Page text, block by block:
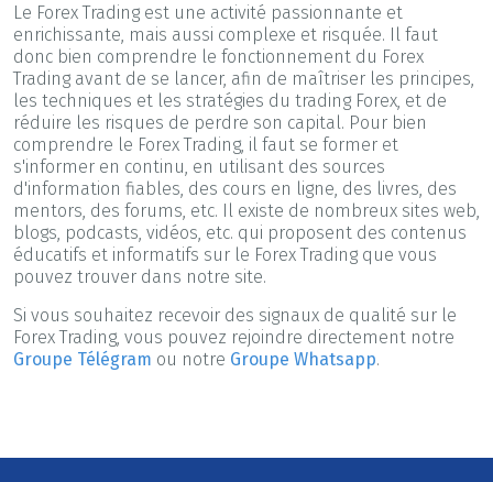
Le Forex Trading est une activité passionnante et
enrichissante, mais aussi complexe et risquée. Il faut
donc bien comprendre le fonctionnement du Forex
Trading avant de se lancer, afin de maîtriser les principes,
les techniques et les stratégies du trading Forex, et de
réduire les risques de perdre son capital. Pour bien
comprendre le Forex Trading, il faut se former et
s'informer en continu, en utilisant des sources
d'information fiables, des cours en ligne, des livres, des
mentors, des forums, etc. Il existe de nombreux sites web,
blogs, podcasts, vidéos, etc. qui proposent des contenus
éducatifs et informatifs sur le Forex Trading que vous
pouvez trouver dans notre site.
Si vous souhaitez recevoir des signaux de qualité sur le
Forex Trading, vous pouvez rejoindre directement notre
Groupe Télégram ou notre Groupe Whatsapp.